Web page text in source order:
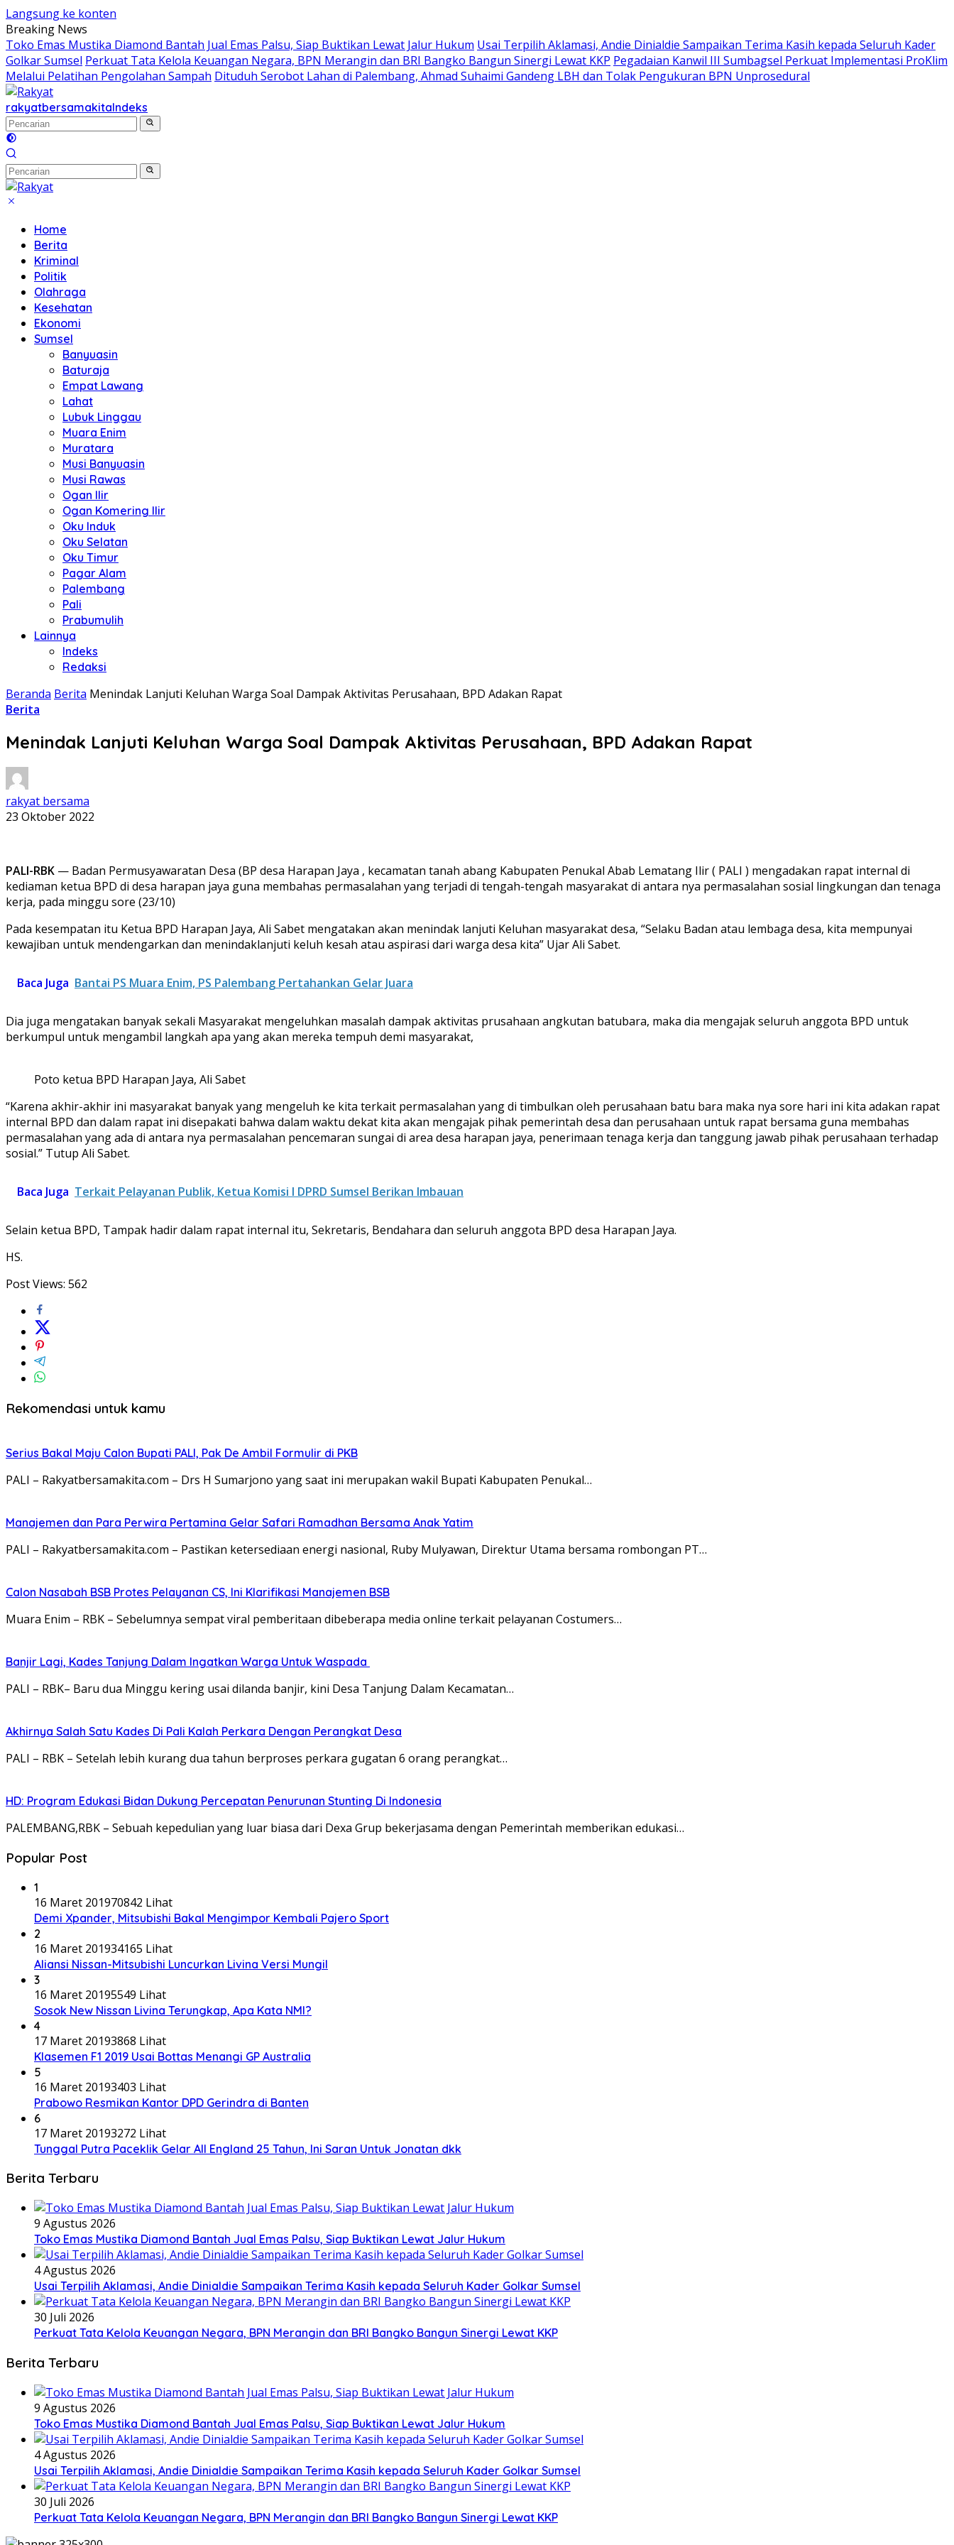
Langsung ke konten
Breaking News
Toko Emas Mustika Diamond Bantah Jual Emas Palsu, Siap Buktikan Lewat Jalur Hukum Usai Terpilih Aklamasi, Andie Dinialdie Sampaikan Terima Kasih kepada Seluruh Kader
Golkar Sumsel Perkuat Tata Kelola Keuangan Negara, BPN Merangin dan BRI Bangko Bangun Sinergi Lewat KKP Pegadaian Kanwil III Sumbagsel Perkuat Implementasi ProKlim
Melalui Pelatihan Pengolahan Sampah Dituduh Serobot Lahan di Palembang, Ahmad Suhaimi Gandeng LBH dan Tolak Pengukuran BPN Unprosedural
rakyatbersamakitaIndeks
Home
Berita
Kriminal
Politik
Olahraga
Kesehatan
Ekonomi
Sumsel
Banyuasin
Baturaja
Empat Lawang
Lahat
Lubuk Linggau
Muara Enim
Muratara
Musi Banyuasin
Musi Rawas
Ogan Ilir
Ogan Komering Ilir
Oku Induk
Oku Selatan
Oku Timur
Pagar Alam
Palembang
Pali
Prabumulih
Lainnya
Indeks
Redaksi
Beranda Berita Menindak Lanjuti Keluhan Warga Soal Dampak Aktivitas Perusahaan, BPD Adakan Rapat
Berita
Menindak Lanjuti Keluhan Warga Soal Dampak Aktivitas Perusahaan, BPD Adakan Rapat
rakyat bersama
23 Oktober 2022
PALI-RBK — Badan Permusyawaratan Desa (BP desa Harapan Jaya , kecamatan tanah abang Kabupaten Penukal Abab Lematang Ilir ( PALI ) mengadakan rapat internal di
kediaman ketua BPD di desa harapan jaya guna membahas permasalahan yang terjadi di tengah-tengah masyarakat di antara nya permasalahan sosial lingkungan dan tenaga
kerja, pada minggu sore (23/10)
Pada kesempatan itu Ketua BPD Harapan Jaya, Ali Sabet mengatakan akan menindak lanjuti Keluhan masyarakat desa, “Selaku Badan atau lembaga desa, kita mempunyai
kewajiban untuk mendengarkan dan menindaklanjuti keluh kesah atau aspirasi dari warga desa kita” Ujar Ali Sabet.
Baca Juga Bantai PS Muara Enim, PS Palembang Pertahankan Gelar Juara
Dia juga mengatakan banyak sekali Masyarakat mengeluhkan masalah dampak aktivitas prusahaan angkutan batubara, maka dia mengajak seluruh anggota BPD untuk
berkumpul untuk mengambil langkah apa yang akan mereka tempuh demi masyarakat,
Poto ketua BPD Harapan Jaya, Ali Sabet
“Karena akhir-akhir ini masyarakat banyak yang mengeluh ke kita terkait permasalahan yang di timbulkan oleh perusahaan batu bara maka nya sore hari ini kita adakan rapat
internal BPD dan dalam rapat ini disepakati bahwa dalam waktu dekat kita akan mengajak pihak pemerintah desa dan perusahaan untuk rapat bersama guna membahas
permasalahan yang ada di antara nya permasalahan pencemaran sungai di area desa harapan jaya, penerimaan tenaga kerja dan tanggung jawab pihak perusahaan terhadap
sosial.” Tutup Ali Sabet.
Baca Juga Terkait Pelayanan Publik, Ketua Komisi I DPRD Sumsel Berikan Imbauan
Selain ketua BPD, Tampak hadir dalam rapat internal itu, Sekretaris, Bendahara dan seluruh anggota BPD desa Harapan Jaya.
HS.
Post Views: 562
Rekomendasi untuk kamu
Serius Bakal Maju Calon Bupati PALI, Pak De Ambil Formulir di PKB
PALI – Rakyatbersamakita.com – Drs H Sumarjono yang saat ini merupakan wakil Bupati Kabupaten Penukal…
Manajemen dan Para Perwira Pertamina Gelar Safari Ramadhan Bersama Anak Yatim
PALI – Rakyatbersamakita.com – Pastikan ketersediaan energi nasional, Ruby Mulyawan, Direktur Utama bersama rombongan PT…
Calon Nasabah BSB Protes Pelayanan CS, Ini Klarifikasi Manajemen BSB
Muara Enim – RBK – Sebelumnya sempat viral pemberitaan dibeberapa media online terkait pelayanan Costumers…
Banjir Lagi, Kades Tanjung Dalam Ingatkan Warga Untuk Waspada
PALI – RBK– Baru dua Minggu kering usai dilanda banjir, kini Desa Tanjung Dalam Kecamatan…
Akhirnya Salah Satu Kades Di Pali Kalah Perkara Dengan Perangkat Desa
PALI – RBK – Setelah lebih kurang dua tahun berproses perkara gugatan 6 orang perangkat…
HD: Program Edukasi Bidan Dukung Percepatan Penurunan Stunting Di Indonesia
PALEMBANG,RBK – Sebuah kepedulian yang luar biasa dari Dexa Grup bekerjasama dengan Pemerintah memberikan edukasi…
Popular Post
1
16 Maret 201970842 Lihat
Demi Xpander, Mitsubishi Bakal Mengimpor Kembali Pajero Sport
2
16 Maret 201934165 Lihat
Aliansi Nissan-Mitsubishi Luncurkan Livina Versi Mungil
3
16 Maret 20195549 Lihat
Sosok New Nissan Livina Terungkap, Apa Kata NMI?
4
17 Maret 20193868 Lihat
Klasemen F1 2019 Usai Bottas Menangi GP Australia
5
16 Maret 20193403 Lihat
Prabowo Resmikan Kantor DPD Gerindra di Banten
6
17 Maret 20193272 Lihat
Tunggal Putra Paceklik Gelar All England 25 Tahun, Ini Saran Untuk Jonatan dkk
Berita Terbaru
9 Agustus 2026
Toko Emas Mustika Diamond Bantah Jual Emas Palsu, Siap Buktikan Lewat Jalur Hukum
4 Agustus 2026
Usai Terpilih Aklamasi, Andie Dinialdie Sampaikan Terima Kasih kepada Seluruh Kader Golkar Sumsel
30 Juli 2026
Perkuat Tata Kelola Keuangan Negara, BPN Merangin dan BRI Bangko Bangun Sinergi Lewat KKP
Berita Terbaru
9 Agustus 2026
Toko Emas Mustika Diamond Bantah Jual Emas Palsu, Siap Buktikan Lewat Jalur Hukum
4 Agustus 2026
Usai Terpilih Aklamasi, Andie Dinialdie Sampaikan Terima Kasih kepada Seluruh Kader Golkar Sumsel
30 Juli 2026
Perkuat Tata Kelola Keuangan Negara, BPN Merangin dan BRI Bangko Bangun Sinergi Lewat KKP